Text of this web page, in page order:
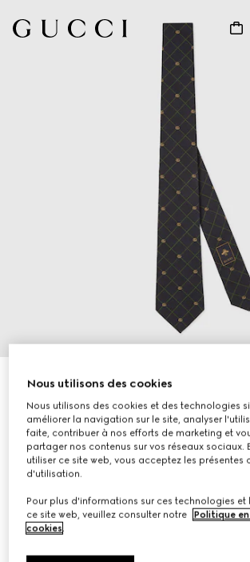
Cravate en jacquard de soie à motif
carreaux
€ 155
Déclinaisonsbleu
Nous utilisons des cookies
Nous utilisons des cookies et des technologies
améliorer la navigation sur le site, analyser
faite, contribuer à nos efforts de marketing et
partager nos contenus sur vos réseaux sociaux.
utiliser ce site web, vous acceptez les présentes
d'utilisation.
Pour plus d'informations sur ces technologies et
ce site web, veuillez consulter notre
Politique
cookies.